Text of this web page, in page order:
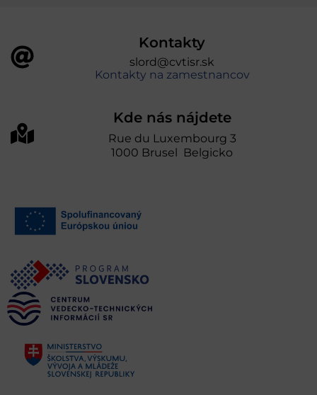
Kontakty
slord@cvtisr.sk
Kontakty na zamestnancov
Kde nás nájdete
Rue du Luxembourg 3
1000 Brusel Belgicko